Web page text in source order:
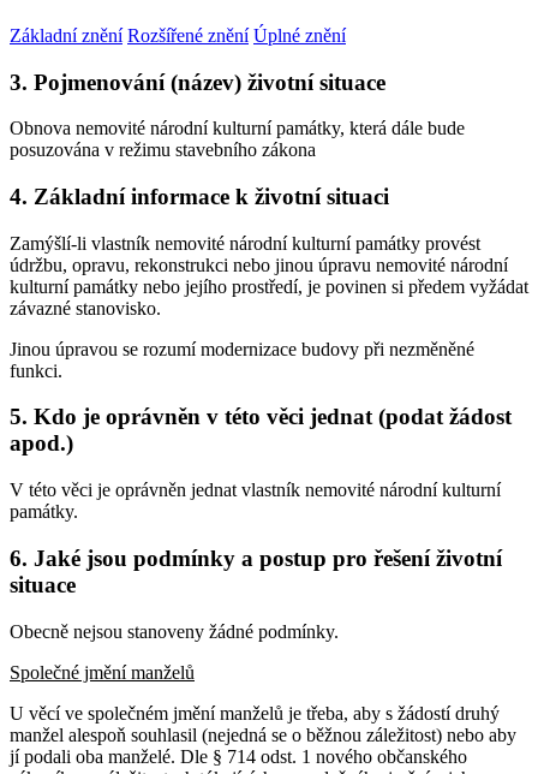
Základní znění Rozšířené znění Úplné znění
3. Pojmenování (název) životní situace
Obnova nemovité národní kulturní památky, která dále bude
posuzována v režimu stavebního zákona
4. Základní informace k životní situaci
Zamýšlí-li vlastník nemovité národní kulturní památky provést
údržbu, opravu, rekonstrukci nebo jinou úpravu nemovité národní
kulturní památky nebo jejího prostředí, je povinen si předem vyžádat
závazné stanovisko.
Jinou úpravou se rozumí modernizace budovy při nezměněné
funkci.
5. Kdo je oprávněn v této věci jednat (podat žádost
apod.)
V této věci je oprávněn jednat vlastník nemovité národní kulturní
památky.
6. Jaké jsou podmínky a postup pro řešení životní
situace
Obecně nejsou stanoveny žádné podmínky.
Společné jmění manželů
U věcí ve společném jmění manželů je třeba, aby s žádostí druhý
manžel alespoň souhlasil (nejedná se o běžnou záležitost) nebo aby
jí podali oba manželé. Dle § 714 odst. 1 nového občanského